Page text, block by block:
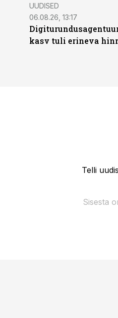
UUDISED
06.08.26, 13:17
kasv tuli erineva
Telli